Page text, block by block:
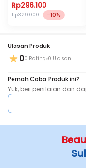
Rp296.100
Rp329.000 -10%
Ulasan Produk
00 Rating 0 Ulasan
Pernah Coba Produk ini?
Yuk, beri penilaian dan